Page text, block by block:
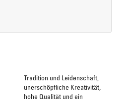
Tradition und Leidenschaft,
unerschöpfliche Kreativität,
hohe Qualität und ein